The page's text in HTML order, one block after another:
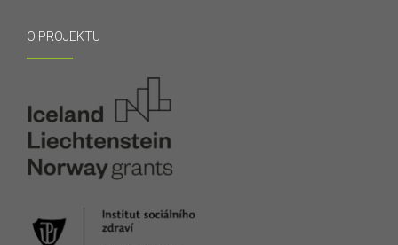
O PROJEKTU